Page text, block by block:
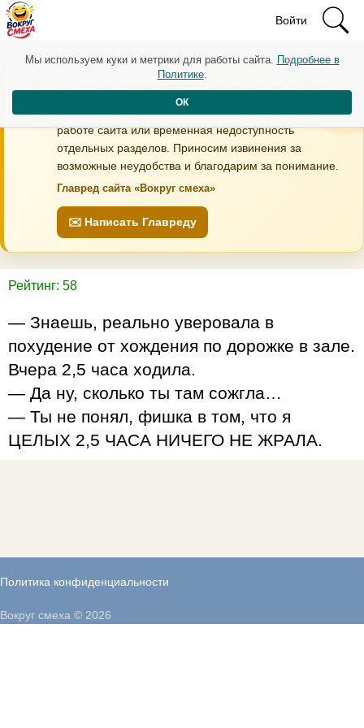
Войти
Сегодня проводятся технические работы
В течение дня возможны кратковременные перебои в
работе сайта или временная недоступность
отдельных разделов. Приносим извинения за
возможные неудобства и благодарим за понимание.
Главред сайта «Вокруг смеха»
✉️ Написать Главреду
Рейтинг: 58
— Знаешь, реально уверовала в
похудение от хождения по дорожке в зале.
Вчера 2,5 часа ходила.
— Да ну, сколько ты там сожгла…
— Ты не понял, фишка в том, что я
ЦЕЛЫХ 2,5 ЧАСА НИЧЕГО НЕ ЖРАЛА.
Политика конфиденциальности
Мы используем куки и метрики для работы сайта. Подробнее в
Политике.
ОК
Вокруг смеха © 2026